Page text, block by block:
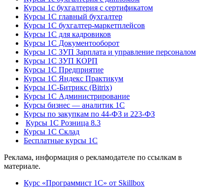
Курсы 1с бухгалтерия с сертификатом
Курсы 1С главный бухгалтер
Курсы 1С бухгалтер-маркетплейсов
Курсы 1С для кадровиков
Курсы 1С Документооборот
Курсы 1С ЗУП Зарплата и управление персоналом
Курсы 1С ЗУП КОРП
Курсы 1С Предприятие
Курсы 1С Яндекс Практикум
Курсы 1С-Битрикс (Bitrix)
Курсы 1С Администрирование
Курсы бизнес — аналитик 1С
Курсы по закупкам по 44‑ФЗ и 223‑ФЗ
Курсы 1С Розница 8.3
Курсы 1С Склад
Бесплатные курсы 1С
Реклама, информация о рекламодателе по ссылкам в
материале.
Курс «Программист 1С» от Skillbox